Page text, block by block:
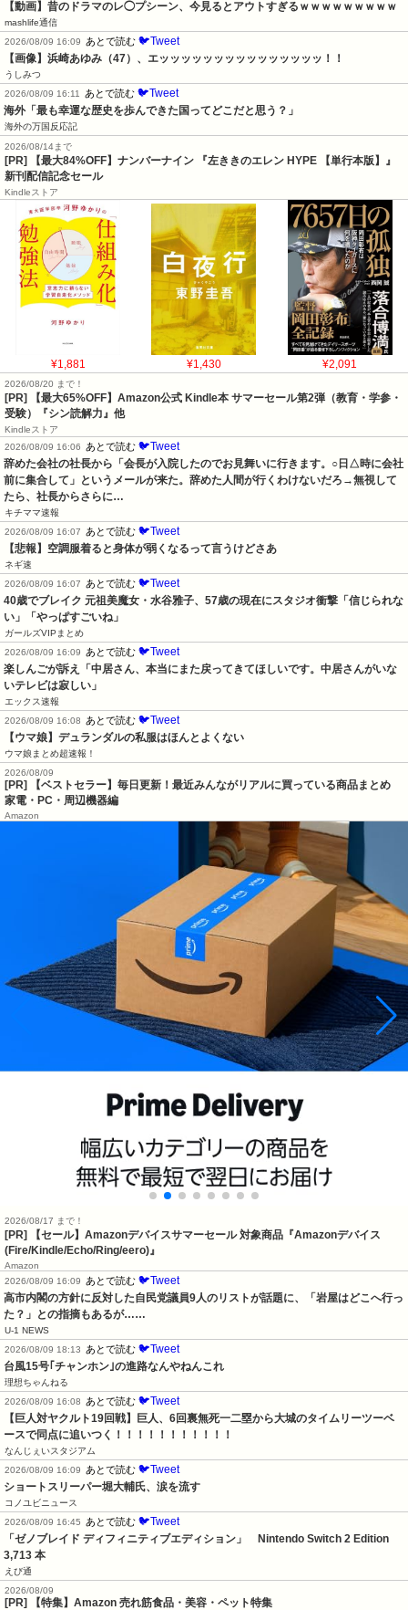
【動画】昔のドラマのレ◯プシーン、今見るとアウトすぎるｗｗｗｗｗｗｗｗｗ
mashlife通信
2026/08/09 16:09 あとで読む 🐦Tweet
【画像】浜崎あゆみ（47）、エッッッッッッッッッッッッッッッ！！
うしみつ
2026/08/09 16:11 あとで読む 🐦Tweet
海外「最も幸運な歴史を歩んできた国ってどこだと思う？」
海外の万国反応記
2026/08/14まで
[PR] 【最大84%OFF】ナンバーナイン 『左ききのエレン HYPE 【単行本版】』
新刊配信記念セール
Kindleストア
¥1,881 ¥1,430 ¥2,091
2026/08/20 まで！
[PR]
【最大65%OFF】Amazon公式 Kindle本 サマーセール第2弾（教育・学参・
受験）『シン読解力』他
Kindleストア
2026/08/09 16:06
あとで読む 🐦Tweet
辞めた会社の社長から「会長が入院したのでお見舞いに行きます。○日△時に会社
前に集合して」というメールが来た。辞めた人間が行くわけないだろ→無視して
たら、社長からさらに…
キチママ速報
2026/08/09 16:07
あとで読む 🐦Tweet
【悲報】空調服着ると身体が弱くなるって言うけどさあ
ネギ速
2026/08/09 16:07
あとで読む 🐦Tweet
40歳でブレイク 元祖美魔女・水谷雅子、57歳の現在にスタジオ衝撃「信じられな
い」「やっぱすごいね」
ガールズVIPまとめ
2026/08/09 16:09
あとで読む 🐦Tweet
楽しんごが訴え「中居さん、本当にまた戻ってきてほしいです。中居さんがいな
いテレビは寂しい」
エックス速報
2026/08/09 16:08
あとで読む 🐦Tweet
【ウマ娘】デュランダルの私服はほんとよくない
ウマ娘まとめ超速報！
2026/08/09
[PR] 【ベストセラー】毎日更新！最近みんながリアルに買っている商品まとめ
家電・PC・周辺機器編
Amazon
2026/08/17 まで！
[PR]
【セール】Amazonデバイスサマーセール 対象商品『Amazonデバイス
(Fire/Kindle/Echo/Ring/eero)』
Amazon
2026/08/09 16:09
あとで読む 🐦Tweet
高市内閣の方針に反対した自民党議員9人のリストが話題に、「岩屋はどこへ行っ
た？」との指摘もあるが……
U-1 NEWS
2026/08/09 18:13
あとで読む 🐦Tweet
台風15号｢チャンホン｣の進路なんやねんこれ
理想ちゃんねる
2026/08/09 16:08
あとで読む 🐦Tweet
【巨人対ヤクルト19回戦】巨人、6回裏無死一二塁から大城のタイムリーツーベ
ースで同点に追いつく！！！！！！！！！！！
なんじぇいスタジアム
2026/08/09 16:09
あとで読む 🐦Tweet
ショートスリーパー堀大輔氏、涙を流す
コノユビニュース
2026/08/09 16:45
あとで読む 🐦Tweet
「ゼノブレイド ディフィニティブエディション」　Nintendo Switch 2 Edition
3,713 本
えび通
2026/08/09
[PR] 【特集】Amazon 売れ筋食品・美容・ペット特集